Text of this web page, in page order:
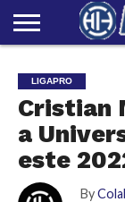
NACIONAL
INTERNACIONAL
EMBAJADORES
POLÍTICAS
DE
PRIVACIDAD
CONTACTO
HIT
EQUIPO
HIT
LIGAPRO
Cristian
a
este
By